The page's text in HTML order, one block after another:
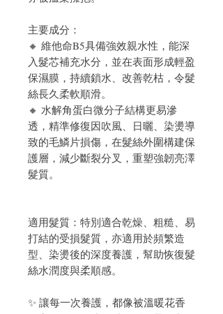
主要成分：
🔸 維他命B5具備強效親水性，能深
入髮芯補充水分，並在表面形成輕盈
保濕膜，持續鎖水、改善乾枯，令髮
絲長久柔軟順滑。
🔸 水解角蛋白微分子結構更易滲
透，精準修復因吹風、日曬、染燙導
致的毛鱗片損傷，在髮絲外圍構建保
護層，減少斷裂分叉，重塑強韌亮澤
髮質。
適用髮質：特別適合乾燥、粗糙、易
打結的受損髮質，亦適用於頻繁造
型、染燙後的深度養護，幫助恢復髮
絲水潤度與柔順感。
✨ 讓每一次養護，都像被溫暖花香